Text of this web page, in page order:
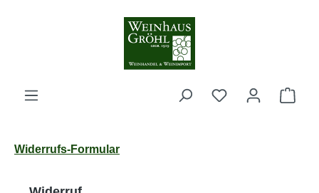
Zum Hauptinhalt springen
Widerrufs-Formular